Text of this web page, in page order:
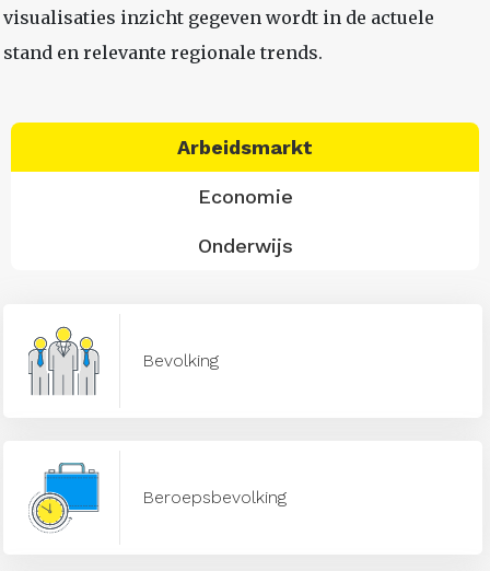
visualisaties inzicht gegeven wordt in de actuele
stand en relevante regionale trends.
Arbeidsmarkt
Economie
Onderwijs
Bevolking
Beroepsbevolking